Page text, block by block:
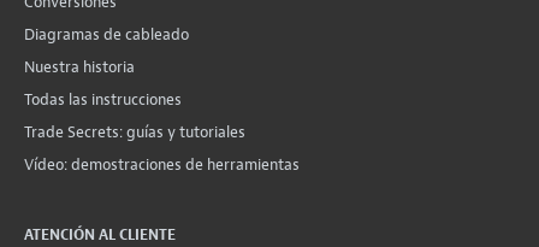
Diagramas de cableado
Nuestra historia
Todas las instrucciones
Trade Secrets: guías y tutoriales
Vídeo: demostraciones de herramientas
ATENCIÓN AL CLIENTE